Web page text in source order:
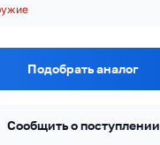
Подобрать аналог
Сообщить о поступлении